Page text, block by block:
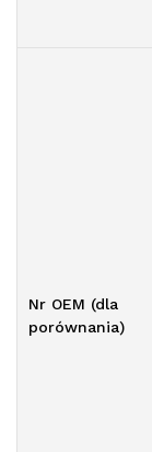
Nr OEM (dla
porównania)